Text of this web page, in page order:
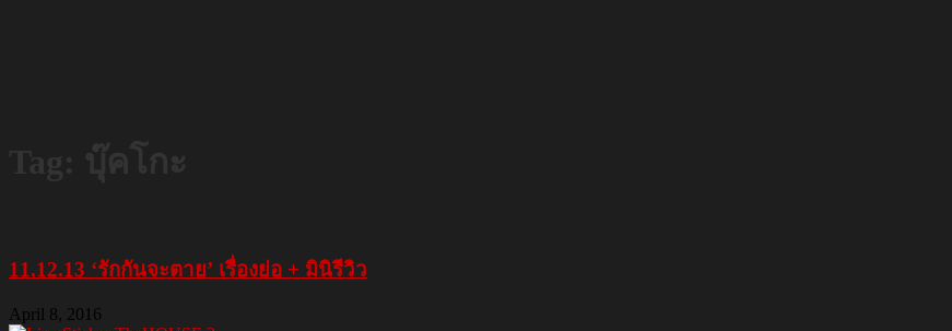
11.12.13 ‘รักกันจะตาย’ เรื่องย่อ + มินิรีวิว
April 8, 2016